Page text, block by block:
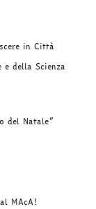
in Città
della Scienza
del Natale”
MAcA!